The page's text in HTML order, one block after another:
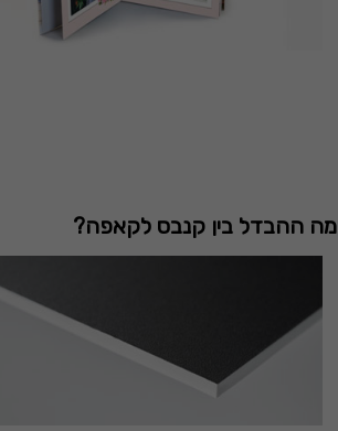
מה ההבדל בין קנבס לקאפה?